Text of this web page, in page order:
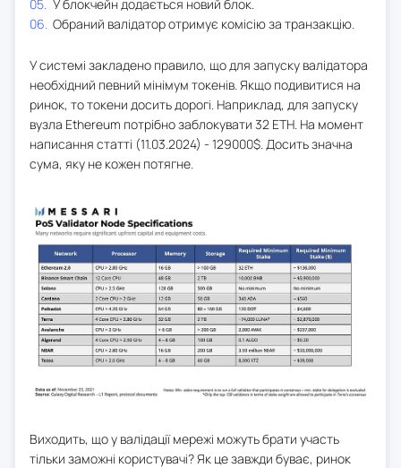
У блокчейн додається новий блок.
Обраний валідатор отримує комісію за транзакцію.
У системі закладено правило, що для запуску валідатора
необхідний певний мінімум токенів. Якщо подивитися на
ринок, то токени досить дорогі. Наприклад, для запуску
вузла Ethereum потрібно заблокувати 32 ETH. На момент
написання статті (11.03.2024) - 129000$. Досить значна
сума, яку не кожен потягне.
Виходить, що у валідації мережі можуть брати участь
тільки заможні користувачі? Як це завжди буває, ринок